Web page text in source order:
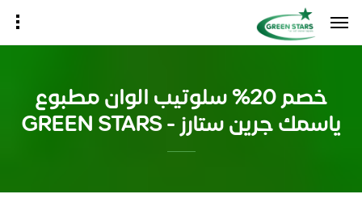
خصم 20% سلوتيب الوان مطبوع
ياسمك جرين ستارز - GREEN STARS